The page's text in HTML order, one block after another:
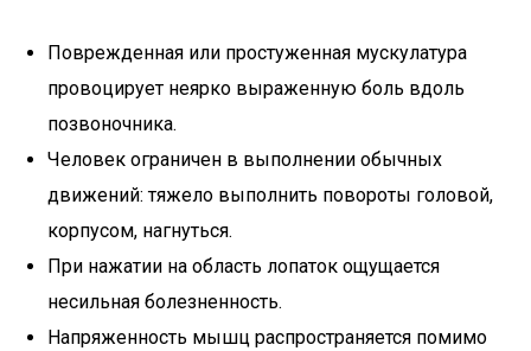
Поврежденная или простуженная мускулатура
провоцирует неярко выраженную боль вдоль
позвоночника.
Человек ограничен в выполнении обычных
движений: тяжело выполнить повороты головой,
корпусом, нагнуться.
При нажатии на область лопаток ощущается
несильная болезненность.
Напряженность мышц распространяется помимо